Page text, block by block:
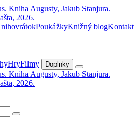
PoukážkyKnižný blogKontakt
HryFilmy Doplnky